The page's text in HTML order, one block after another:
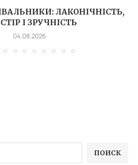
ЛАКОНІЧНІСТЬ,
І ЗРУЧНІСТЬ
04.08.2026
ПОИСК